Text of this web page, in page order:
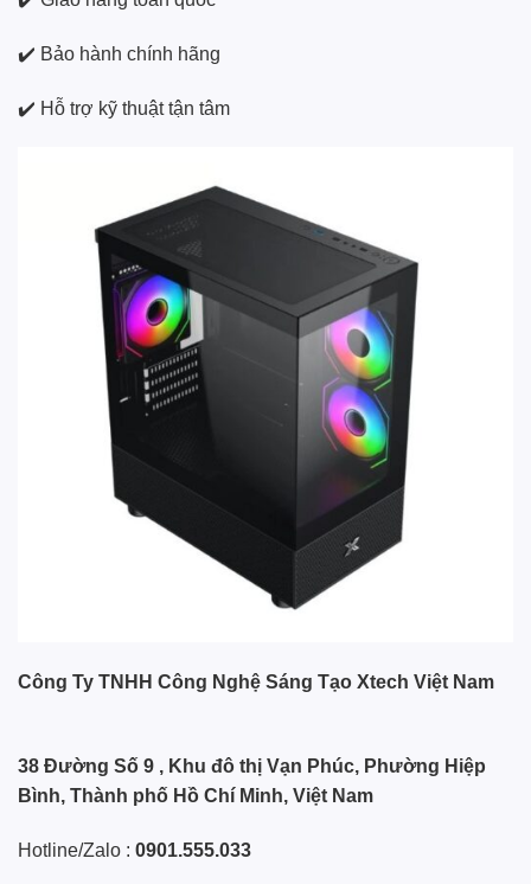
✔️ Bảo hành chính hãng
✔️ Hỗ trợ kỹ thuật tận tâm
Công Ty TNHH Công Nghệ Sáng Tạo Xtech Việt Nam
38 Đường Số 9 , Khu đô thị Vạn Phúc, Phường Hiệp
Bình, Thành phố Hồ Chí Minh, Việt Nam
Hotline/Zalo : 0901.555.033